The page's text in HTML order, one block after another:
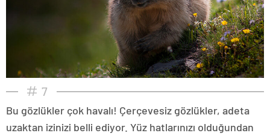
7
Bu gözlükler çok havalı! Çerçevesiz gözlükler, adeta
uzaktan izinizi belli ediyor. Yüz hatlarınızı olduğundan